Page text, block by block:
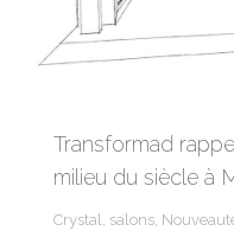
Transformad
milieu du siècle à
Crystal salons